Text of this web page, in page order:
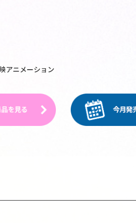
アニメーション